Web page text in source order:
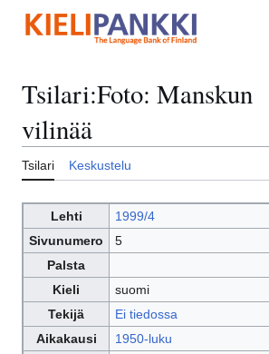
sisältöön
Tsilari:Foto: Manskun
vilinää
Tsilari Keskustelu
Lehti
1999/4
Sivunumero
5
Palsta
Kieli
suomi
Tekijä
Ei tiedossa
Aikakausi
1950-luku